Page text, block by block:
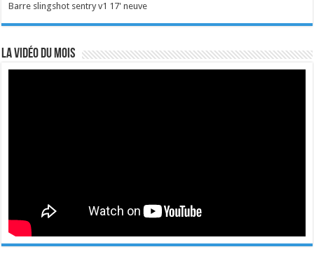
Barre slingshot sentry v1 17' neuve
La vidéo du mois